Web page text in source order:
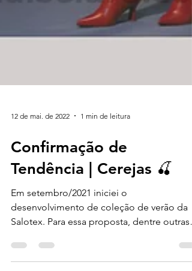
12 de mai. de 2022 1 min de leitura
Confirmação de
Tendência | Cerejas 🍒
Em setembro/2021 iniciei o
desenvolvimento de coleção de verão da